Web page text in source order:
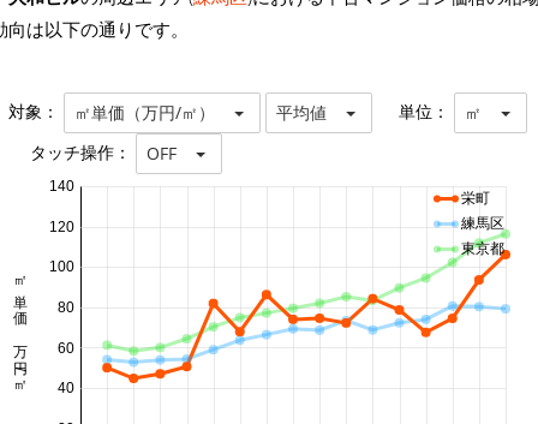
向は以下の通りです。
対象： ㎡単価（万円/㎡） 平均値 単位： ㎡
タッチ操作： OFF
40
60
80
100
120
140
㎡単価 万円/㎡
栄町
練馬区
東京都